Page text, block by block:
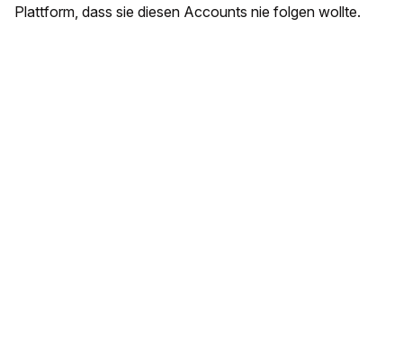
Plattform, dass sie diesen Accounts nie folgen wollte.